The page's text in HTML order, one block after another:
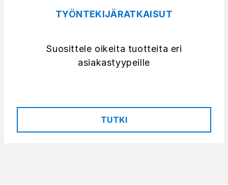
TYÖNTEKIJÄRATKAISUT
Suosittele oikeita tuotteita eri
asiakastyypeille
TUTKI